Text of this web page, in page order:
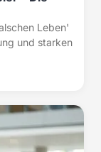
Leben'
und starken